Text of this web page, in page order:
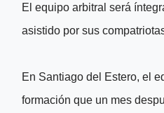
El equipo arbitral será
asistido por sus
En Santiago del Estero, el
formación que un mes